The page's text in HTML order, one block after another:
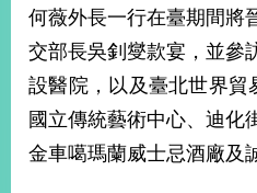
海
和
平
護
照
何薇外長一行在臺期間將
交部長吳釗燮款宴，並參
設醫院，以及臺北世界貿
國立傳統藝術中心、迪化
金車噶瑪蘭威士忌酒廠及